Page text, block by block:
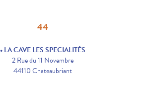
44
• LA CAVE LES SPECIALITÉS
2 Rue du 11 Novembre
44110 Chateaubriant